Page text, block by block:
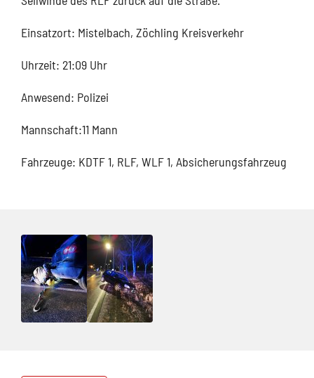
Einsatzort: Mistelbach, Zöchling Kreisverkehr
Uhrzeit: 21:09 Uhr
Anwesend: Polizei
Mannschaft:11 Mann
Fahrzeuge: KDTF 1, RLF, WLF 1, Absicherungsfahrzeug